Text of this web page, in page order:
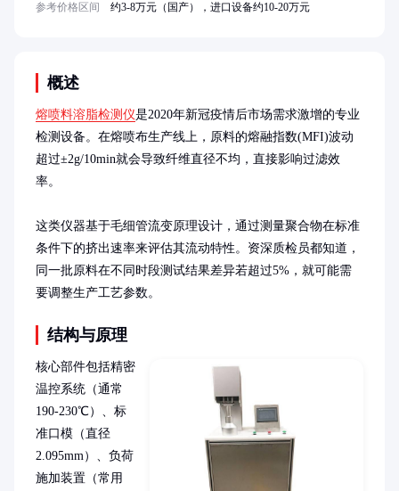
概述
熔喷料溶脂检测仪是2020年新冠疫情后市场需求激增的专业
检测设备。在熔喷布生产线上，原料的熔融指数(MFI)波动
超过±2g/10min就会导致纤维直径不均，直接影响过滤效
率。
这类仪器基于毛细管流变原理设计，通过测量聚合物在标准
条件下的挤出速率来评估其流动特性。资深质检员都知道，
同一批原料在不同时段测试结果差异若超过5%，就可能需
要调整生产工艺参数。
结构与原理
核心部件包括精密
温控系统（通常
190-230℃）、标
准口模（直径
2.095mm）、负荷
施加装置（常用
参考价格区间
约3-8万元（国产），进口设备约10-20万元